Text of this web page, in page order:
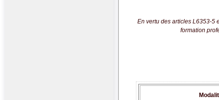
En vertu des articles L6353-5
formation